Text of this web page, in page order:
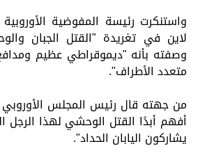
واستنكرت رئيسة المفوضية
لاين في تغريدة "القتل الجبان
وصفته بأنه "ديموقراطي عظيم
متعدد الأطراف".
من جهته قال رئيس المجلس
أفهم أبدًا القتل الوحشي لهذا الرجل
يشاركون اليابان الحداد".